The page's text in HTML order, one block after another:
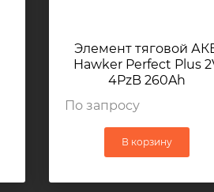
Элемент тяговой
Hawker Perfect Plus
4PzB 260Ah
По запросу
В корзину